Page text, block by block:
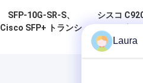
SFP-10G-SR-S、
Cisco SFP+ トランシ
シスコ
SFP+ ネッ
ク モジュ
Laura